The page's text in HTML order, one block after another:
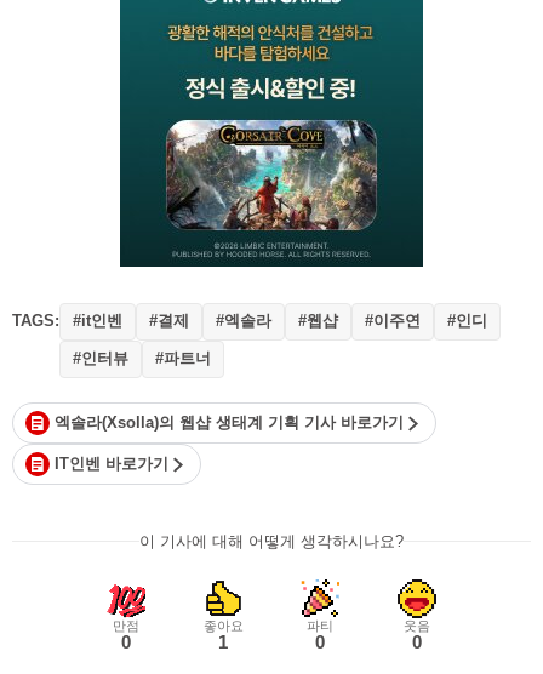
TAGS: #it인벤 #결제 #엑솔라 #웹샵 #이주연 #인디
#인터뷰 #파트너
엑솔라(Xsolla)의 웹샵 생태계 기획 기사 바로가기
IT인벤 바로가기
이 기사에 대해 어떻게 생각하시나요?
만점
0
좋아요
1
파티
0
웃음
0